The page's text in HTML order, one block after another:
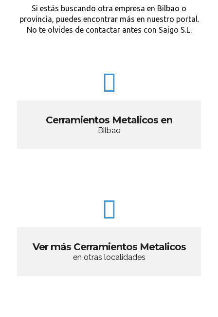
Si estás buscando otra empresa en Bilbao o
provincia, puedes encontrar más en nuestro portal.
No te olvides de contactar antes con Saigo S.L.
Cerramientos Metalicos en
Bilbao
Ver más Cerramientos Metalicos
en otras localidades